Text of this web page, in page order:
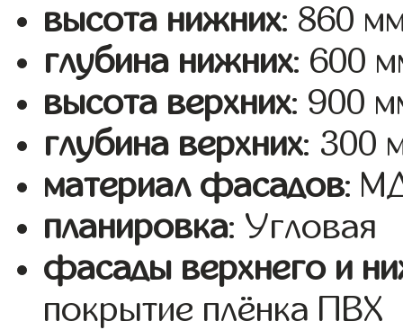
высота нижних: 860
глубина нижних: 600
высота верхних: 900
глубина верхних: 300
материал фасадов:
планировка: Угловая
фасады верхнего и
покрытие плёнка ПВХ